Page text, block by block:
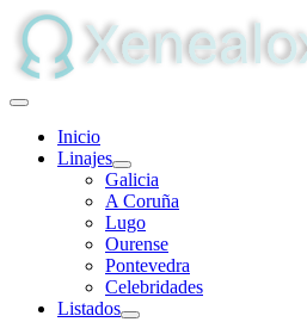
Inicio
Linajes
Galicia
A Coruña
Lugo
Ourense
Pontevedra
Celebridades
Listados